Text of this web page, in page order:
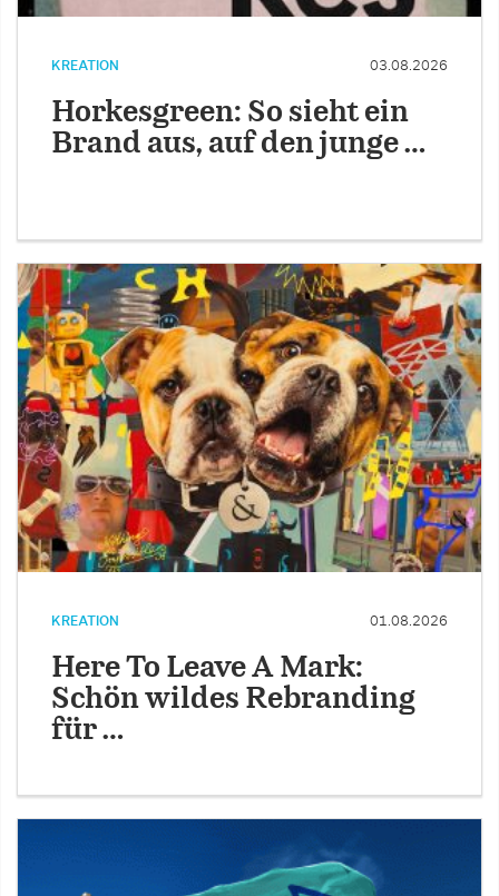
KREATION 03.08.2026
Horkesgreen: So sieht ein
Brand aus, auf den junge …
KREATION 01.08.2026
Here To Leave A Mark:
Schön wildes Rebranding
für …